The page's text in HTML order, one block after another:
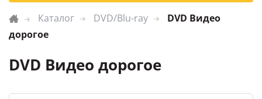
Каталог DVD/Blu-ray
DVD Видео
дорогое
DVD Видео дорогое